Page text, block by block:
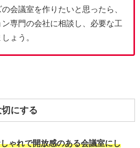
会議室を作りたいと思ったら、
専門の会社に相談し、必要な工
ょう。
にする
ゃれで開放感のある会議室にし